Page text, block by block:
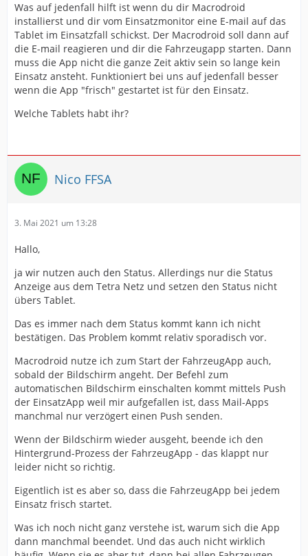
Was auf jedenfall hilft ist wenn du dir Macrodroid
installierst und dir vom Einsatzmonitor eine E-mail auf das
Tablet im Einsatzfall schickst. Der Macrodroid soll dann auf
die E-mail reagieren und dir die Fahrzeugapp starten. Dann
muss die App nicht die ganze Zeit aktiv sein so lange kein
Einsatz ansteht. Funktioniert bei uns auf jedenfall besser
wenn die App "frisch" gestartet ist für den Einsatz.
Welche Tablets habt ihr?
Nico FFSA
3. Mai 2021 um 13:28
Hallo,
ja wir nutzen auch den Status. Allerdings nur die Status
Anzeige aus dem Tetra Netz und setzen den Status nicht
übers Tablet.
Das es immer nach dem Status kommt kann ich nicht
bestätigen. Das Problem kommt relativ sporadisch vor.
Macrodroid nutze ich zum Start der FahrzeugApp auch,
sobald der Bildschirm angeht. Der Befehl zum
automatischen Bildschirm einschalten kommt mittels Push
der EinsatzApp weil mir aufgefallen ist, dass Mail-Apps
manchmal nur verzögert einen Push senden.
Wenn der Bildschirm wieder ausgeht, beende ich den
Hintergrund-Prozess der FahrzeugApp - das klappt nur
leider nicht so richtig.
Eigentlich ist es aber so, dass die FahrzeugApp bei jedem
Einsatz frisch startet.
Was ich noch nicht ganz verstehe ist, warum sich die App
dann manchmal beendet. Und das auch nicht wirklich